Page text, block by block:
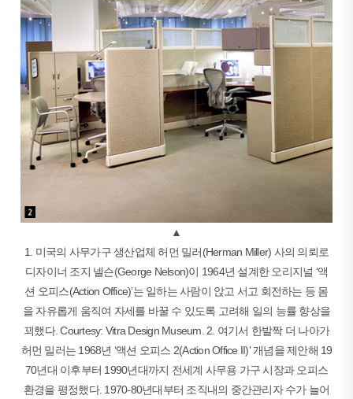
▲
1. 미국의 사무가구 생산업체 허먼 밀러(Herman Miller) 사의 의뢰로
디자이너 조지 넬슨(George Nelson)이 1964년 설계한 오리지널 ‘액
션 오피스(Action Office)’는 일하는 사람이 앉고 서고 회전하는 등 몸
을 자유롭게 움직여 자세를 바꿀 수 있도록 고려해 일의 능률 향상을
꾀했다. Courtesy: Vitra Design Museum. 2. 여기서 한발짝 더 나아가
허먼 밀러는 1968년 ‘액션 오피스 2(Action Office II)’ 개념을 제안해 19
70년대 이후부터 1990년대까지 전세계 사무용 가구 시장과 오피스
환경을 평정했다. 1970-80년대부터 조직내의 중간관리자 수가 늘어